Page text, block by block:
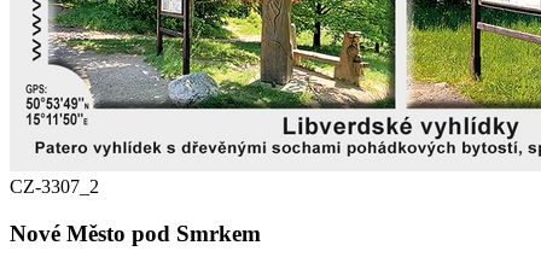
CZ-3307_2
Nové Město pod Smrkem